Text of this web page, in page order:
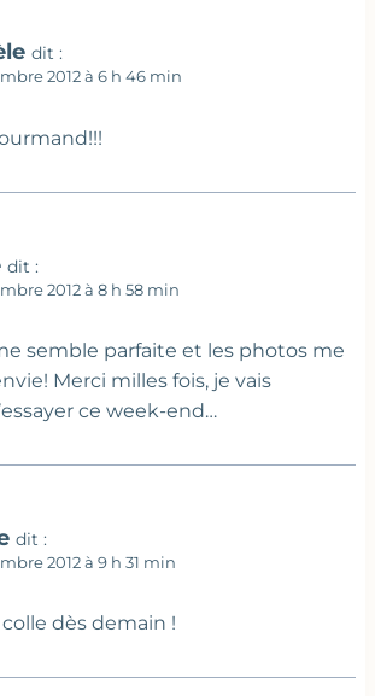
dit :
2012 à 6 h 46 min
dit :
2012 à 8 h 58 min
semble parfaite et les photos me
Merci milles fois, je vais
ce week-end…
dit :
2012 à 9 h 31 min
dès demain !